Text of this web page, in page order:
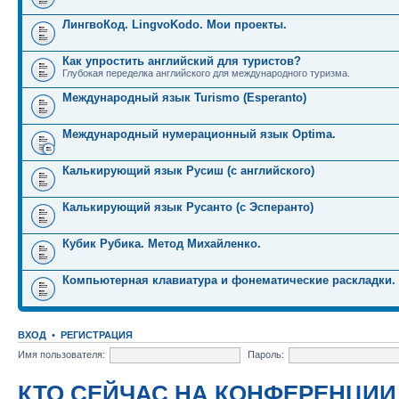
ЛингвоКод. LingvoKodo. Мои проекты.
Как упростить английский для туристов?
Глубокая переделка английского для международного туризма.
Международный язык Turismo (Esperanto)
Международный нумерационный язык Optima.
Калькирующий язык Русиш (с английского)
Калькирующий язык Русанто (с Эсперанто)
Кубик Рубика. Метод Михайленко.
Компьютерная клавиатура и фонематические раскладки.
ВХОД • РЕГИСТРАЦИЯ
Имя пользователя:
Пароль:
КТО СЕЙЧАС НА КОНФЕРЕНЦИИ